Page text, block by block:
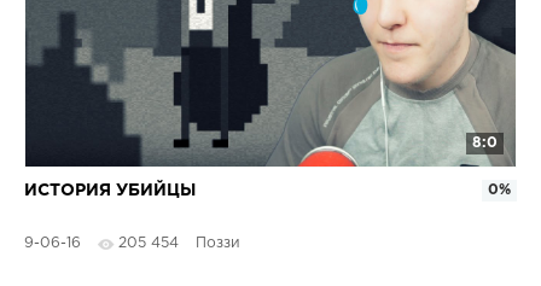
8:0
ИСТОРИЯ УБИЙЦЫ
9-06-16 205 454 Поззи
0%